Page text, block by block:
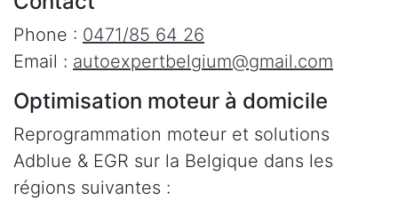
Phone : 0471/85 64 26
Email : autoexpertbelgium@gmail.com
Optimisation moteur à domicile
Reprogrammation moteur et solutions
Adblue & EGR sur la Belgique dans les
régions suivantes :